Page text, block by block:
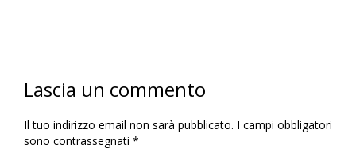
Lascia un commento
Il tuo indirizzo email non sarà pubblicato. I campi obbligatori
sono contrassegnati *